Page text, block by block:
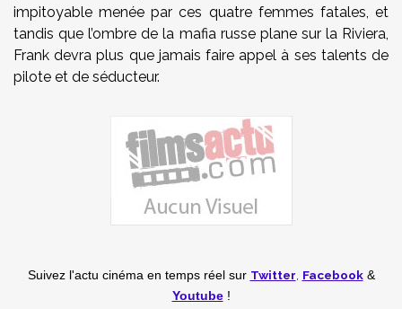
impitoyable menée par ces quatre femmes fatales, et
tandis que l’ombre de la mafia russe plane sur la Riviera,
Frank devra plus que jamais faire appel à ses talents de
pilote et de séducteur.
Suivez l'actu cinéma en temps réel sur Twitter Facebook&
Youtube!